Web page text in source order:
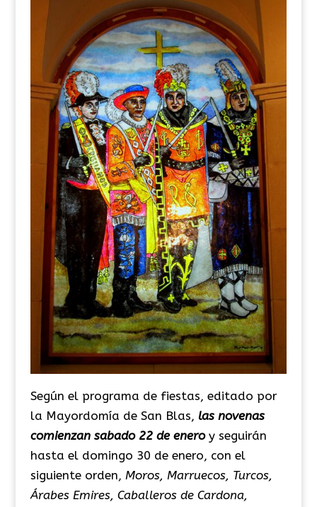
Según el programa de fiestas, editado por
la Mayordomía de San Blas, las novenas
comienzan sabado 22 de eneroy seguirán
hasta el domingo 30 de enero, con el
siguiente orden, Moros, Marruecos, Turcos,
Árabes Emires, Caballeros de Cardona,